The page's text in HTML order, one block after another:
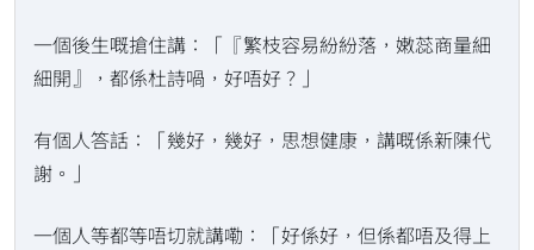
一個後生嘅搶住講：「『繁枝容易紛紛落，嫩蕊商量細
細開』，都係杜詩喎，好唔好？」
有個人答話：「幾好，幾好，思想健康，講嘅係新陳代
謝。」
一個人等都等唔切就講嘞：「好係好，但係都唔及得上